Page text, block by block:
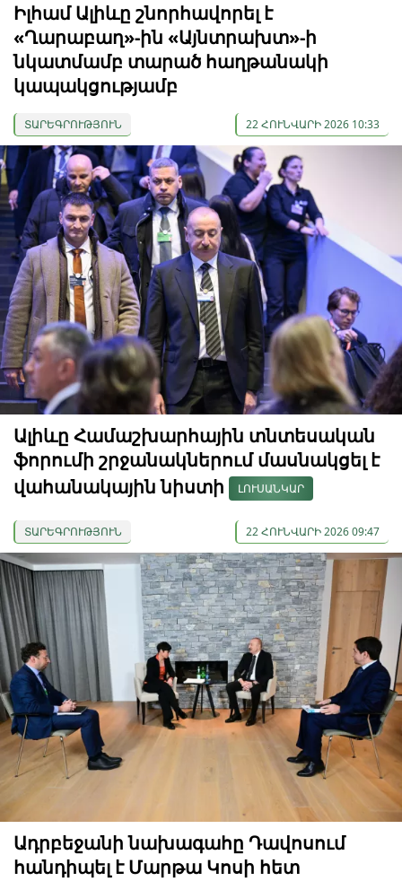
Իլհամ Ալիևը շնորհավորել է
«Ղարաբաղ»-ին «Այնտրախտ»-ի
նկատմամբ տարած հաղթանակի
կապակցությամբ
ՏԱՐԵԳՐՈՒԹՅՈՒՆ 22 ՀՈՒՆՎԱՐԻ 2026 10:33
Ալիևը Համաշխարհային տնտեսական
ֆորումի շրջանակներում մասնակցել է
վահանակային նիստի
ԼՈՒՍԱՆԿԱՐ
ՏԱՐԵԳՐՈՒԹՅՈՒՆ 22 ՀՈՒՆՎԱՐԻ 2026 09:47
Ադրբեջանի նախագահը Դավոսում
հանդիպել է Մարթա Կոսի հետ